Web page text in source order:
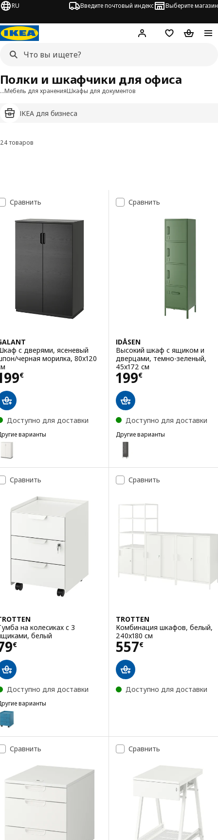
RU Введите почтовый индекс Выберите магазин
Hej! ВойтиСписокКорзина
…Мебель для храненияШкафы для документов
IKEA для бизнеса
Полки и шкафчики для офиса
Фильтровать и сортировать
24 товаров
Список результатов поиска
Сравнить
с дверями, ясеневый
черная морилка, 80x120
€ 199€
Доступно для доставки
варианты
GALANT, Шкаф с дверями, белый, 80x120 см
Сравнить
IDÅSEN
Высокий шкаф с ящиком и
дверцами, темно-зеленый,
45x172 см
199€
Цена 199€
Доступно для доставки
Другие варианты
IDÅSEN
Сравнить
на колесиках с 3
белый
€ 79€
Доступно для доставки
варианты
TROTTEN, Тумба на колесиках с 3 ящиками, синий
Сравнить
TROTTEN
Комбинация шкафов, белый,
240x180 см
557€
Цена 557€
Доступно для доставки
Сравнить Сравнить